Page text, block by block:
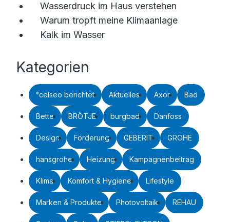
Wasserdruck im Haus verstehen
Warum tropft meine Klimaanlage
Kalk im Wasser
Kategorien
°celseo berichtet Aktuelles Axor Bad
Bette BRÖTJE burgbad Danfoss
Design Förderung GEBERIT GROHE
hansgrohe Heizung Kampagnenbeitrag
Klima Komfort & Hygiene Lifestyle
Marken & Produkte Photovoltaik REHAU